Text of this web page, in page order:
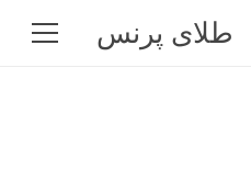
طلای پرنس